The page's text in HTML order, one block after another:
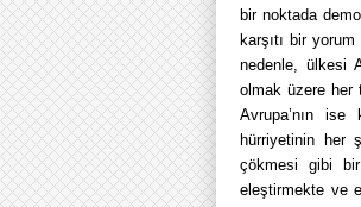
bir noktada
karşıtı bir
nedenle, ülkesi
olmak üzere her
Avrupa’nın ise
hürriyetinin her
çökmesi gibi bir
eleştirmekte ve